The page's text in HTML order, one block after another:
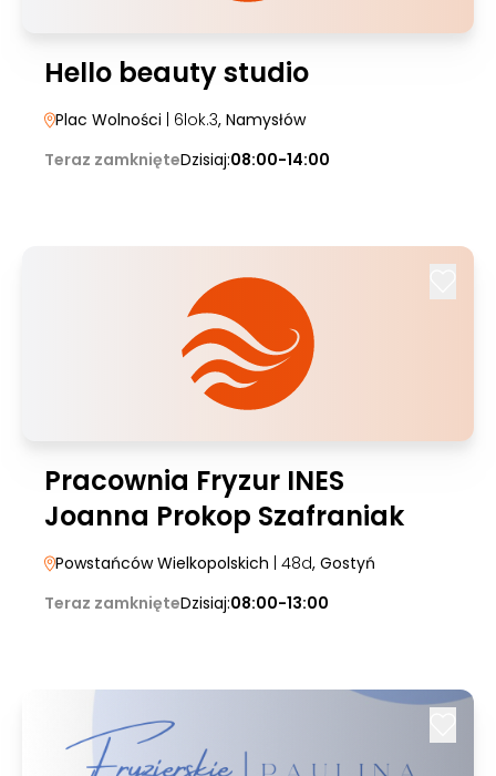
Hello beauty studio
Plac Wolności | 6lok.3, Namysłów
Teraz zamknięteDzisiaj:08:00-14:00
Pracownia Fryzur INES
Joanna Prokop Szafraniak
Powstańców Wielkopolskich | 48d, Gostyń
Teraz zamknięteDzisiaj:08:00-13:00